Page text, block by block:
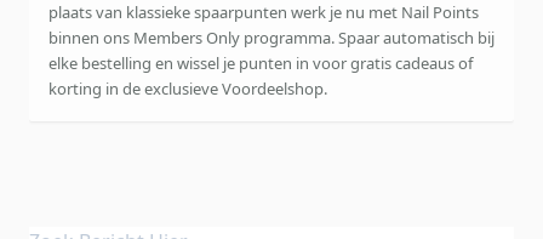
plaats van klassieke spaarpunten werk je nu met Nail Points
binnen ons Members Only programma. Spaar automatisch bij
elke bestelling en wissel je punten in voor gratis cadeaus of
korting in de exclusieve Voordeelshop.